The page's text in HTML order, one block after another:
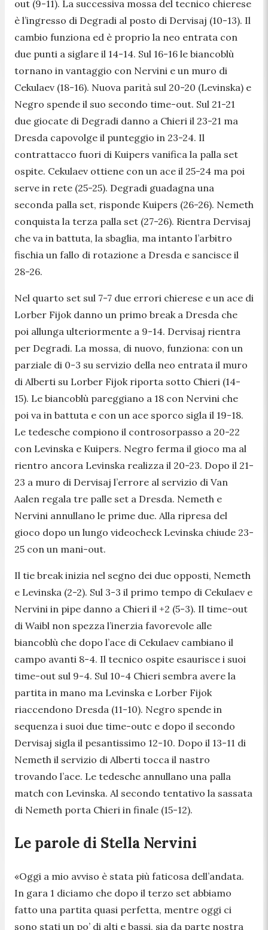
out (9-11). La successiva mossa del tecnico chierese
è l’ingresso di Degradi al posto di Dervisaj (10-13). Il
cambio funziona ed è proprio la neo entrata con
due punti a siglare il 14-14. Sul 16-16 le biancoblù
tornano in vantaggio con Nervini e un muro di
Cekulaev (18-16). Nuova parità sul 20-20 (Levinska) e
Negro spende il suo secondo time-out. Sul 21-21
due giocate di Degradi danno a Chieri il 23-21 ma
Dresda capovolge il punteggio in 23-24. Il
contrattacco fuori di Kuipers vanifica la palla set
ospite. Cekulaev ottiene con un ace il 25-24 ma poi
serve in rete (25-25). Degradi guadagna una
seconda palla set, risponde Kuipers (26-26). Nemeth
conquista la terza palla set (27-26). Rientra Dervisaj
che va in battuta, la sbaglia, ma intanto l’arbitro
fischia un fallo di rotazione a Dresda e sancisce il
28-26.
Nel quarto set sul 7-7 due errori chierese e un ace di
Lorber Fijok danno un primo break a Dresda che
poi allunga ulteriormente a 9-14. Dervisaj rientra
per Degradi. La mossa, di nuovo, funziona: con un
parziale di 0-3 su servizio della neo entrata il muro
di Alberti su Lorber Fijok riporta sotto Chieri (14-
15). Le biancoblù pareggiano a 18 con Nervini che
poi va in battuta e con un ace sporco sigla il 19-18.
Le tedesche compiono il controsorpasso a 20-22
con Levinska e Kuipers. Negro ferma il gioco ma al
rientro ancora Levinska realizza il 20-23. Dopo il 21-
23 a muro di Dervisaj l’errore al servizio di Van
Aalen regala tre palle set a Dresda. Nemeth e
Nervini annullano le prime due. Alla ripresa del
gioco dopo un lungo videocheck Levinska chiude 23-
25 con un mani-out.
Il tie break inizia nel segno dei due opposti, Nemeth
e Levinska (2-2). Sul 3-3 il primo tempo di Cekulaev e
Nervini in pipe danno a Chieri il +2 (5-3). Il time-out
di Waibl non spezza l’inerzia favorevole alle
biancoblù che dopo l’ace di Cekulaev cambiano il
campo avanti 8-4. Il tecnico ospite esaurisce i suoi
time-out sul 9-4. Sul 10-4 Chieri sembra avere la
partita in mano ma Levinska e Lorber Fijok
riaccendono Dresda (11-10). Negro spende in
sequenza i suoi due time-outc e dopo il secondo
Dervisaj sigla il pesantissimo 12-10. Dopo il 13-11 di
Nemeth il servizio di Alberti tocca il nastro
trovando l’ace. Le tedesche annullano una palla
match con Levinska. Al secondo tentativo la sassata
di Nemeth porta Chieri in finale (15-12).
Le parole di Stella Nervini
«Oggi a mio avviso è stata più faticosa dell’andata.
In gara 1 diciamo che dopo il terzo set abbiamo
fatto una partita quasi perfetta, mentre oggi ci
sono stati un po’ di alti e bassi, sia da parte nostra